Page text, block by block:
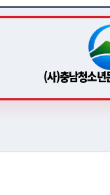
(사)충남청소년